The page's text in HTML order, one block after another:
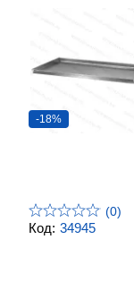
Код: 34945
-18%
(0)